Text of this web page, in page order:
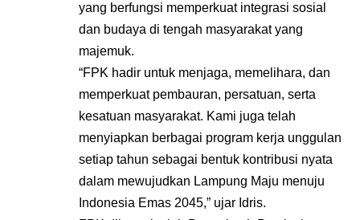
yang berfungsi memperkuat integrasi sosial
dan budaya di tengah masyarakat yang
majemuk.
“FPK hadir untuk menjaga, memelihara, dan
memperkuat pembauran, persatuan, serta
kesatuan masyarakat. Kami juga telah
menyiapkan berbagai program kerja unggulan
setiap tahun sebagai bentuk kontribusi nyata
dalam mewujudkan Lampung Maju menuju
Indonesia Emas 2045,” ujar Idris.